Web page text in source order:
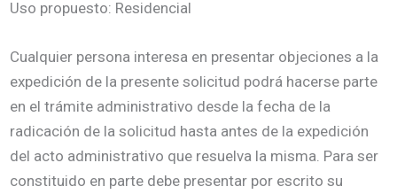
Uso propuesto: Residencial
Cualquier persona interesa en presentar objeciones a la
expedición de la presente solicitud podrá hacerse parte
en el trámite administrativo desde la fecha de la
radicación de la solicitud hasta antes de la expedición
del acto administrativo que resuelva la misma. Para ser
constituido en parte debe presentar por escrito su